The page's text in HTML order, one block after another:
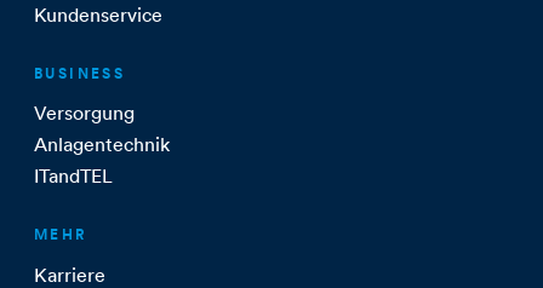
Kundenservice
BUSINESS
Versorgung
Anlagentechnik
ITandTEL
MEHR
Karriere